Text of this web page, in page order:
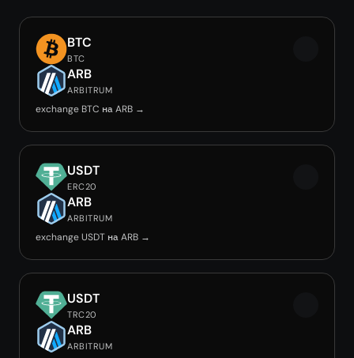
BTC
BTC
ARB
ARBITRUM
exchange BTC на ARB →
USDT
ERC20
ARB
ARBITRUM
exchange USDT на ARB →
USDT
TRC20
ARB
ARBITRUM